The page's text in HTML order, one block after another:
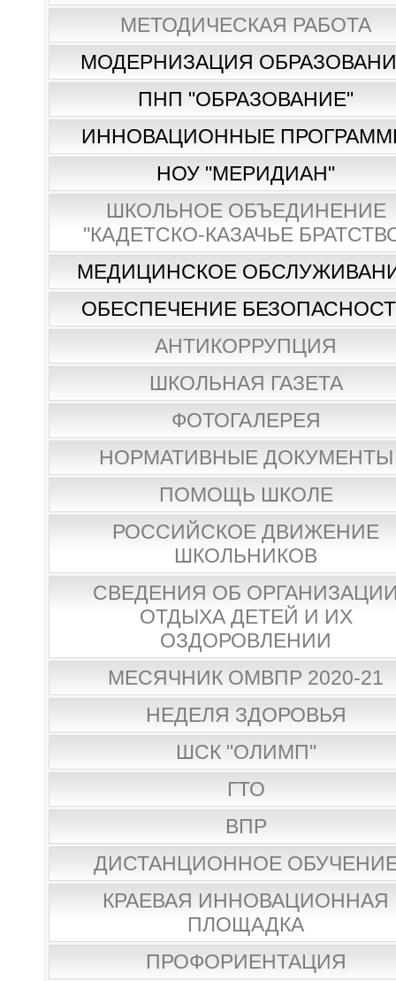
МЕТОДИЧЕСКАЯ РАБОТА
МОДЕРНИЗАЦИЯ
ПНП "ОБРАЗОВАНИЕ"
ИННОВАЦИОННЫЕ
НОУ "МЕРИДИАН"
ШКОЛЬНОЕ ОБЪЕДИНЕНИЕ
"КАДЕТСКО-КАЗАЧЬЕ
МЕДИЦИНСКОЕ
ОБЕСПЕЧЕНИЕ
АНТИКОРРУПЦИЯ
ШКОЛЬНАЯ ГАЗЕТА
ФОТОГАЛЕРЕЯ
НОРМАТИВНЫЕ ДОКУМЕНТЫ
ПОМОЩЬ ШКОЛЕ
РОССИЙСКОЕ ДВИЖЕНИЕ
ШКОЛЬНИКОВ
СВЕДЕНИЯ ОБ
ОТДЫХА ДЕТЕЙ И ИХ
ОЗДОРОВЛЕНИИ
МЕСЯЧНИК ОМВПР 2020-21
НЕДЕЛЯ ЗДОРОВЬЯ
ШСК "ОЛИМП"
ГТО
ВПР
ДИСТАНЦИОННОЕ
КРАЕВАЯ ИННОВАЦИОННАЯ
ПЛОЩАДКА
ПРОФОРИЕНТАЦИЯ